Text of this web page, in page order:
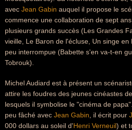
avec Jean Gabin auquel il propose le
commence une collaboration de sept
plusieurs grands succès (Les Grandes
vieille, Le Baron de l'écluse, Un singe
peu interrompue (Babette s'en va-t-en
Tobrouk).
Michel Audiard est à présent un
attire les foudres des jeunes cinéastes
lesquels il symbolise le "cinéma de
peu fâché avec Jean Gabin , il écrit pour
000 dollars au soleil d'Henri Verneuil) et